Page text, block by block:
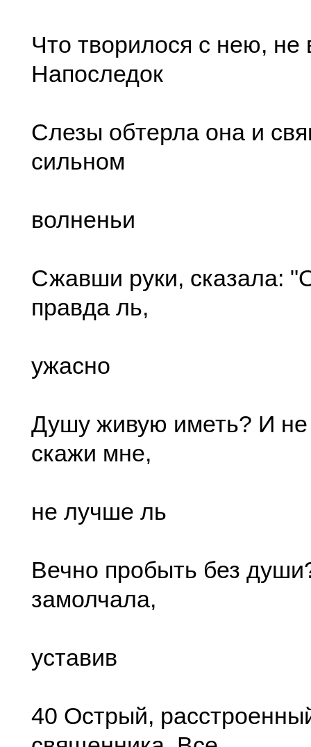
Что творилося с нею, не
Напоследок
Слезы обтерла она и
сильном
волненьи
Сжавши руки, сказала:
правда ль,
ужасно
Душу живую иметь? И
скажи мне,
не лучше ль
Вечно пробыть без
замолчала,
уставив
40 Острый,